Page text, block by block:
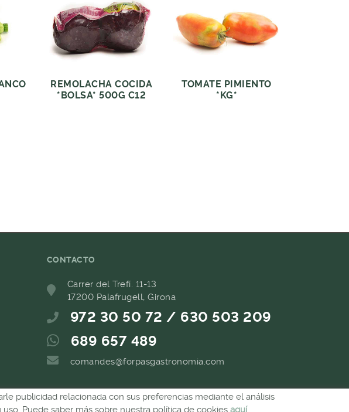
REMOLACHA COCIDA
*BOLSA* 500G C12
TOMATE PIMIENTO
*KG*
CONTACTO
Carrer del Trefí. 11-13
17200 Palafrugell, Girona
972 30 50 72 / 630 503 209
689 657 489
comandes@forpasgastronomia.com
publicidad relacionada con sus preferencias mediante el análisis
Puede saber más sobre nuestra política de cookies aquí